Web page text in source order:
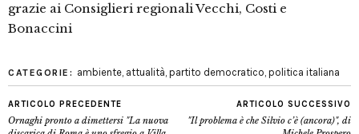
grazie ai Consiglieri regionali Vecchi, Costi e
Bonaccini
CATEGORIE: ambiente, attualità, partito democratico, politica italiana
ARTICOLO PRECEDENTE
Ornaghi pronto a dimettersi "La nuova
ARTICOLO SUCCESSIVO
"Il problema è che Silvio c’è (ancora)", di